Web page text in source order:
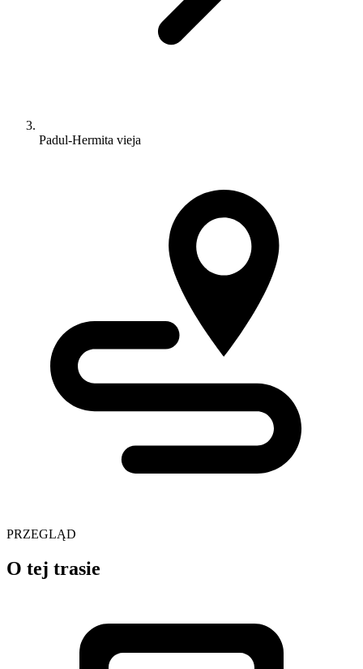
Padul-Hermita vieja
PRZEGLĄD
O tej trasie